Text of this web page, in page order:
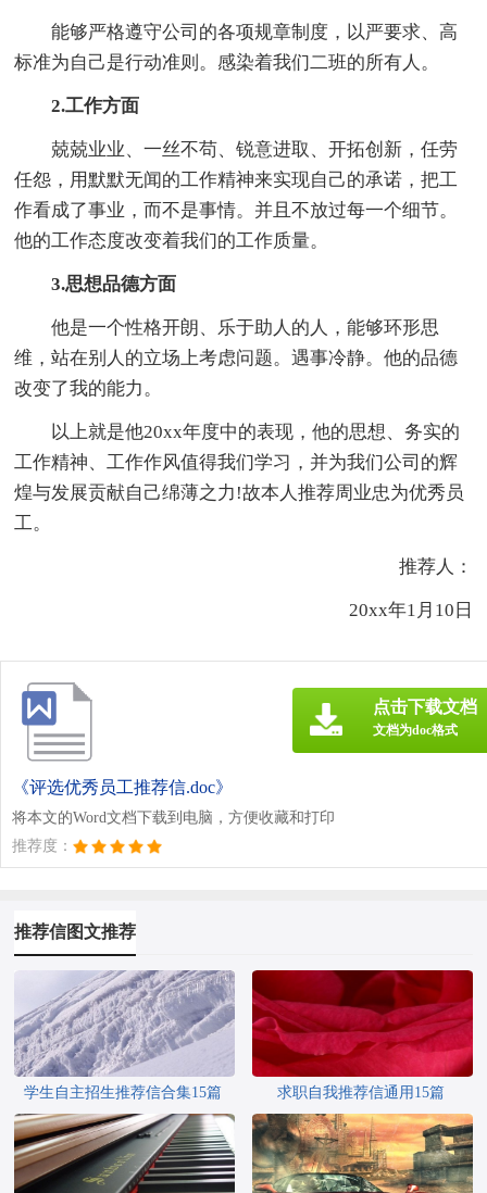
能够严格遵守公司的各项规章制度，以严要求、高
标准为自己是行动准则。感染着我们二班的所有人。
2.工作方面
兢兢业业、一丝不苟、锐意进取、开拓创新，任劳
任怨，用默默无闻的工作精神来实现自己的承诺，把工
作看成了事业，而不是事情。并且不放过每一个细节。
他的工作态度改变着我们的工作质量。
3.思想品德方面
他是一个性格开朗、乐于助人的人，能够环形思
维，站在别人的立场上考虑问题。遇事冷静。他的品德
改变了我的能力。
以上就是他20xx年度中的表现，他的思想、务实的
工作精神、工作作风值得我们学习，并为我们公司的辉
煌与发展贡献自己绵薄之力!故本人推荐周业忠为优秀员
工。
推荐人：
20xx年1月10日
《评选优秀员工推荐信.doc》
将本文的Word文档下载到电脑，方便收藏和打印
推荐度：
点击下载文档
文档为doc格式
推荐信图文推荐
学生自主招生推荐信合集15篇 求职自我推荐信通用15篇